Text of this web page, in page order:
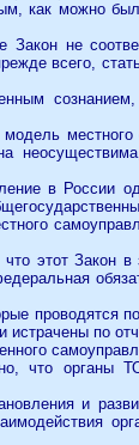
как можно
не
всего,
модель
в России
этот Закон в
проводятся
истрачены по
что органы
и